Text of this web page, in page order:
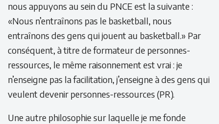
nous appuyons au sein du PNCE est la suivante :
«Nous n’entraînons pas le basketball, nous
entraînons des gens qui jouent au basketball.» Par
conséquent, à titre de formateur de personnes-
ressources, le même raisonnement est vrai : je
n’enseigne pas la facilitation, j’enseigne à des gens qui
veulent devenir personnes-ressources (PR).
Une autre philosophie sur laquelle je me fonde